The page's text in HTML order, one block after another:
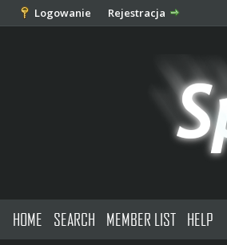
Logowanie Rejestracja
HOME SEARCH MEMBER LIST HELP